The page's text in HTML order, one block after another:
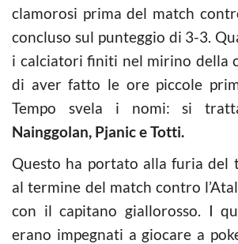
clamorosi prima del match
concluso sul punteggio di 3-3.
i calciatori finiti nel mirino della
di aver fatto le ore piccole
Tempo svela i nomi: si
Nainggolan, Pjanic e Totti.
Questo ha portato alla furia del
al termine del match contro
con il capitano giallorosso. I
erano impegnati a giocare a